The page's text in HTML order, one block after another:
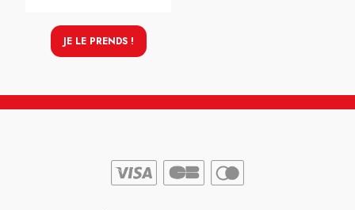
JE LE PRENDS !